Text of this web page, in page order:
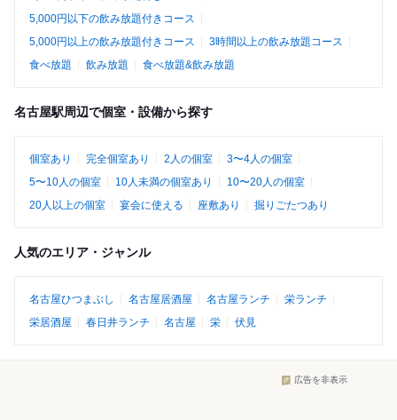
5,000円以下の飲み放題付きコース
5,000円以上の飲み放題付きコース
3時間以上の飲み放題コース
食べ放題
飲み放題 食べ放題&飲み放題
名古屋駅周辺で個室・設備から探す
個室あり 完全個室あり 2人の個室
3〜4人の個室
5〜10人の個室
10人未満の個室あり
10〜20人の個室
20人以上の個室
宴会に使える 座敷あり 掘りごたつあり
人気のエリア・ジャンル
名古屋ひつまぶし 名古屋居酒屋 名古屋ランチ
栄ランチ
栄居酒屋
春日井ランチ 名古屋 栄 伏見
広告を非表示